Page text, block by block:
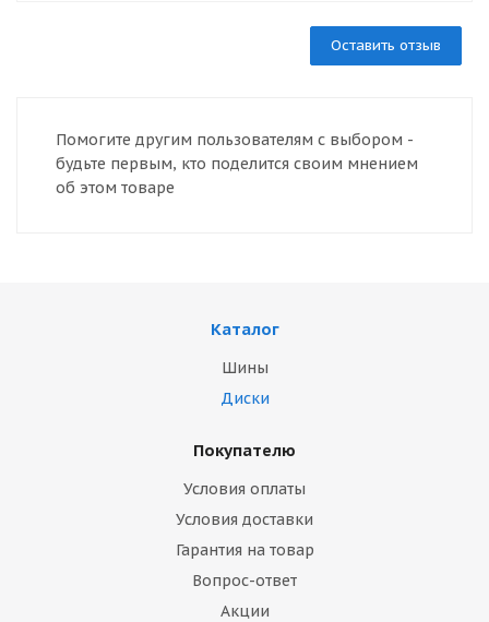
Оставить отзыв
Помогите другим пользователям с выбором -
будьте первым, кто поделится своим мнением
об этом товаре
Каталог
Шины
Диски
Покупателю
Условия оплаты
Условия доставки
Гарантия на товар
Вопрос-ответ
Акции